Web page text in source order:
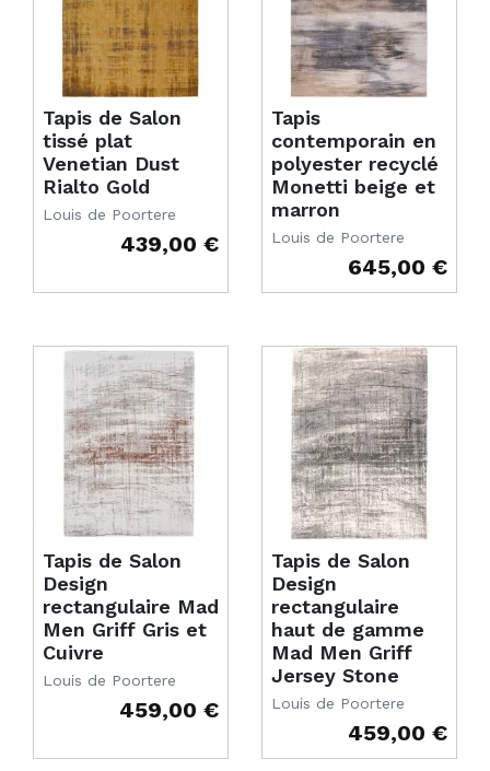
Tapis de Salon
tissé plat
Venetian Dust
Rialto Gold
Louis de Poortere
439,00 €
Tapis
contemporain en
polyester recyclé
Monetti beige et
marron
Louis de Poortere
645,00 €
Tapis de Salon
Design
rectangulaire Mad
Men Griff Gris et
Cuivre
Louis de Poortere
459,00 €
Tapis de Salon
Design
rectangulaire
haut de gamme
Mad Men Griff
Jersey Stone
Louis de Poortere
459,00 €